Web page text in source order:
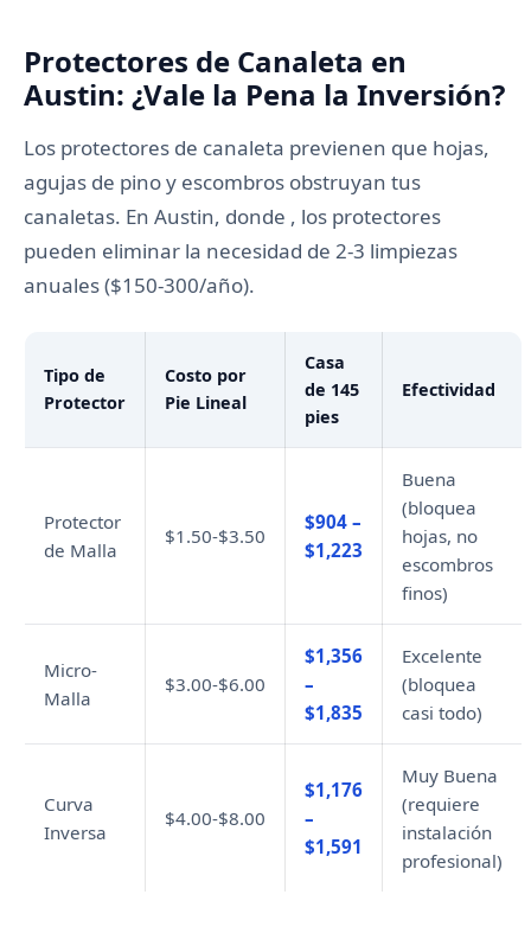
Protectores de Canaleta en
Austin: ¿Vale la Pena la Inversión?
Los protectores de canaleta previenen que hojas,
agujas de pino y escombros obstruyan tus
canaletas. En Austin, donde , los protectores
pueden eliminar la necesidad de 2-3 limpiezas
anuales ($150-300/año).
Tipo de
Protector
Costo por
Pie Lineal
Casa
de 145
pies
Efectividad
Protector
de Malla
$1.50-$3.50
$904 –
$1,223
Buena
(bloquea
hojas, no
escombros
finos)
Micro-
Malla
$3.00-$6.00
$1,356
–
$1,835
Excelente
(bloquea
casi todo)
Curva
Inversa
$4.00-$8.00
$1,176
–
$1,591
Muy Buena
(requiere
instalación
profesional)